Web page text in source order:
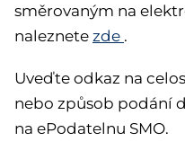
směrovaným na
naleznete zde .
Uveďte odkaz na
nebo způsob podání
na ePodatelnu SMO.